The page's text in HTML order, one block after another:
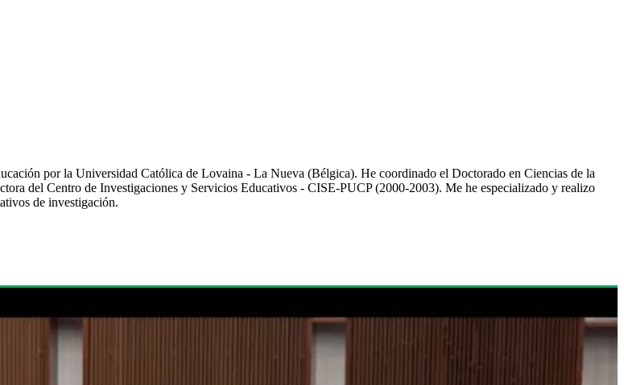
por la Universidad Católica de Lovaina - La Nueva (Bélgica). He coordinado el Doctorado en Ciencias de la
del Centro de Investigaciones y Servicios Educativos - CISE-PUCP (2000-2003). Me he especializado y realizo
de investigación.